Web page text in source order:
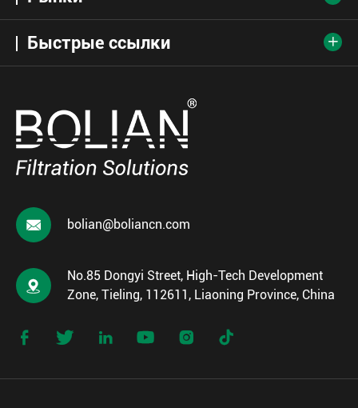
Быстрые ссылки 
 bolian@boliancn.com

No.85 Dongyi Street, High-Tech Development
Zone, Tieling, 112611, Liaoning Province, China
     